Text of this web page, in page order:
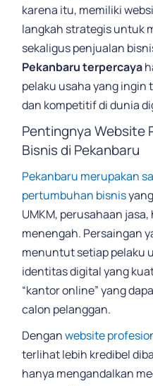
karena itu, memiliki
langkah strategis untuk
sekaligus penjualan
Pekanbaru terpercaya
pelaku usaha yang ingin
dan kompetitif di dunia
Pentingnya Website
Bisnis di Pekanbaru
Pekanbaru merupakan
pertumbuhan bisnis
UMKM, perusahaan
menengah. Persaingan
menuntut setiap pelaku
identitas digital yang
“kantor online” yang
calon pelanggan.
Denganwebsite
terlihat lebih kredibel
hanya mengandalkan